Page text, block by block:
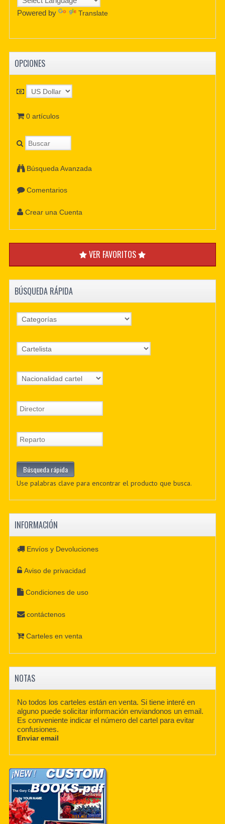
Powered by Translate
OPCIONES
0 artículos
Búsqueda Avanzada
Comentarios
Crear una Cuenta
VER FAVORITOS
BÚSQUEDA RÁPIDA
Use palabras clave para encontrar el producto que busca.
INFORMACIÓN
Envíos y Devoluciones
Aviso de privacidad
Condiciones de uso
contáctenos
Carteles en venta
NOTAS
No todos los carteles están en venta. Si tiene interé en
alguno puede solicitar información enviandonos un email.
Es conveniente indicar el número del cartel para evitar
confusiones.
Enviar email